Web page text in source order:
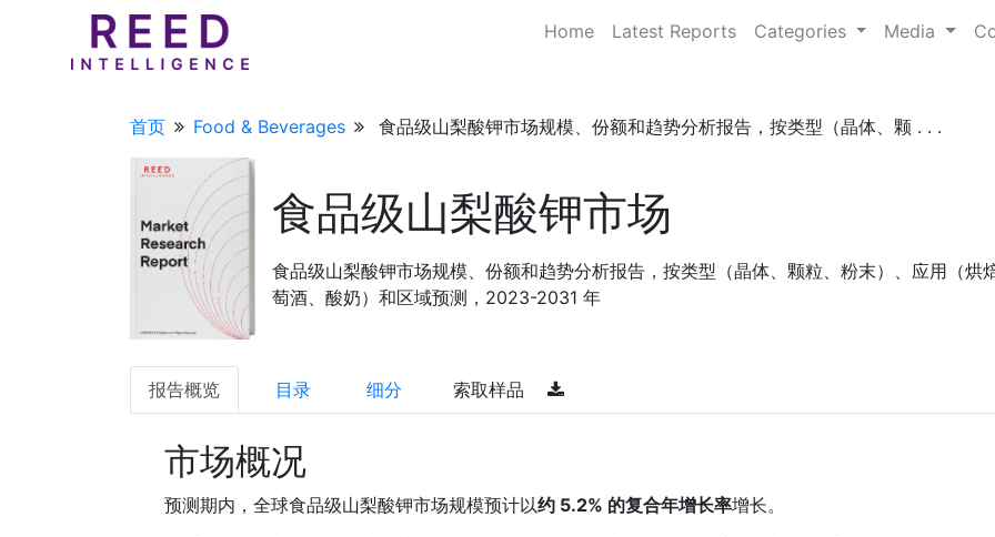
Home Latest Reports Categories Media
首页 Food & Beverages 食品级山梨酸钾市场规模、份额和趋势分析报告，按类型（晶体、颗 . . .
食品级山梨酸钾市场
食品级山梨酸钾市场规模、份额和趋势分析报告，按类型（晶体、颗粒、粉末）、应用（烘
萄酒、酸奶）和区域预测，2023-2031 年
报告概览 目录 细分 索取样品
市场概况
预测期内，全球食品级山梨酸钾市场规模预计以约 5.2% 的复合年增长率增长。